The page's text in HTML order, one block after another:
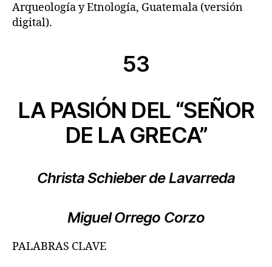
Arqueología y Etnología, Guatemala (versión
digital).
53
LA PASIÓN DEL “SEÑOR
DE LA GRECA”
Christa Schieber de Lavarreda
Miguel Orrego Corzo
PALABRAS CLAVE